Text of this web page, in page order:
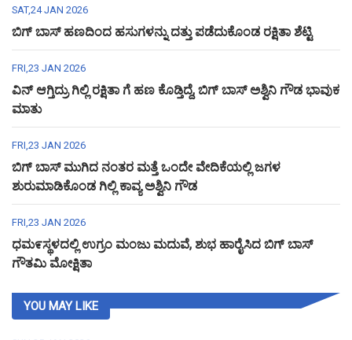
SAT,24 JAN 2026
ಬಿಗ್ ಬಾಸ್ ಹಣದಿಂದ ಹಸುಗಳನ್ನು ದತ್ತು ಪಡೆದುಕೊಂಡ ರಕ್ಷಿತಾ ಶೆಟ್ಟಿ
FRI,23 JAN 2026
ವಿನ್ ಆಗ್ತಿದ್ರು ಗಿಲ್ಲಿ ರಕ್ಷಿತಾ ಗೆ ಹಣ ಕೊಡ್ತಿದ್ದೆ, ಬಿಗ್ ಬಾಸ್ ಅಶ್ವಿನಿ ಗೌಡ ಭಾವುಕ
ಮಾತು
FRI,23 JAN 2026
ಬಿಗ್ ಬಾಸ್ ಮುಗಿದ ನಂತರ ಮತ್ತೆ ಒಂದೇ ವೇದಿಕೆಯಲ್ಲಿ ಜಗಳ
ಶುರುಮಾಡಿಕೊಂಡ ಗಿಲ್ಲಿ ಕಾವ್ಯ ಅಶ್ವಿನಿ ಗೌಡ
FRI,23 JAN 2026
ಧಮ೯ಸ್ಥಳದಲ್ಲಿ ಉಗ್ರಂ ಮಂಜು ಮದುವೆ, ಶುಭ ಹಾರೈಸಿದ ಬಿಗ್ ಬಾಸ್
ಗೌತಮಿ ಮೋಕ್ಷಿತಾ
YOU MAY LIKE